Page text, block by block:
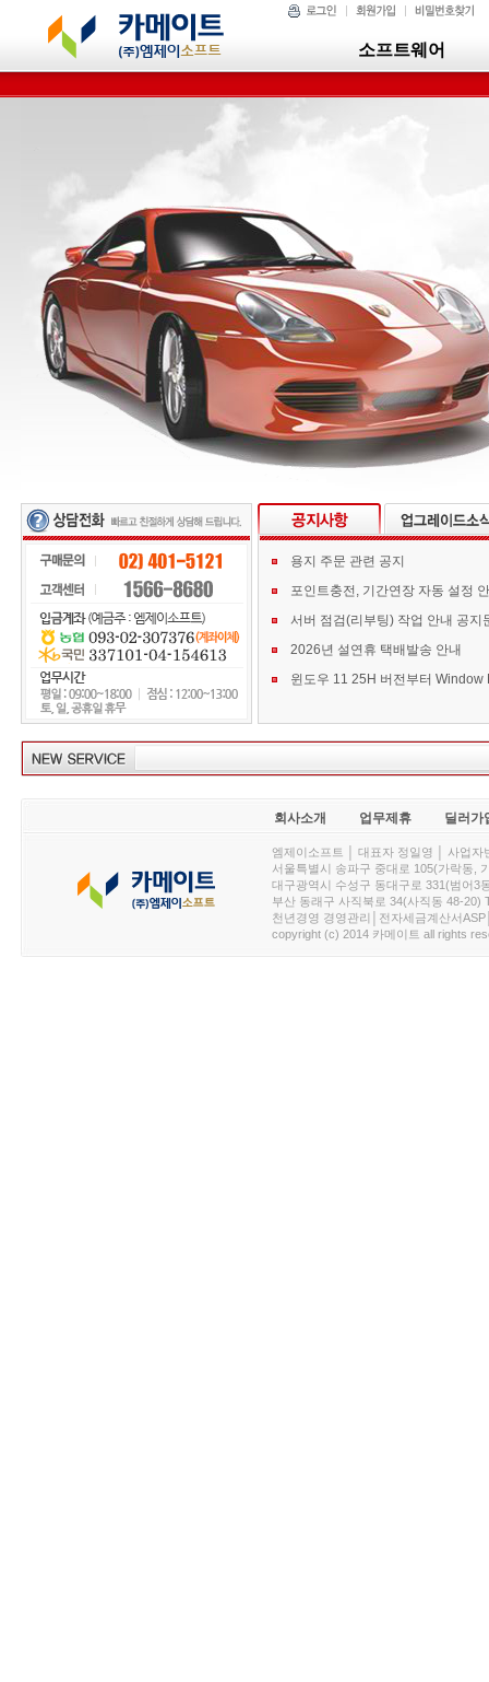
소프트웨어
용지 주문 관련 공지
포인트충전, 기간연장 자동 설정
서버 점검(리부팅) 작업 안내 공지
2026년 설연휴 택배발송 안내
회사소개 업무제휴 딜러가
엠제이소프트 │ 대표자 정일영 │ 사업
서울특별시 송파구 중대로 105(가락동,
대구광역시 수성구 동대구로 331(범어3
부산 동래구 사직북로 34(사직동 48-20)
천년경영 경영관리│전자세금계산서
copyright (c) 2014 카메이트 all rights